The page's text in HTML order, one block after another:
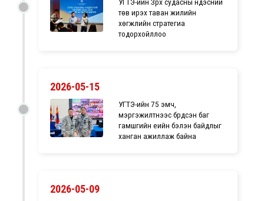
төв ирэх таван жилийн
хөгжлийн стратегиа
тодорхойллоо
2026-05-15
УГТЭ-ийн 75 эмч,
мэргэжилтнээс бүрдсэн баг
гамшгийн үеийн бэлэн байдлыг
ханган ажиллаж байна
2026-05-09